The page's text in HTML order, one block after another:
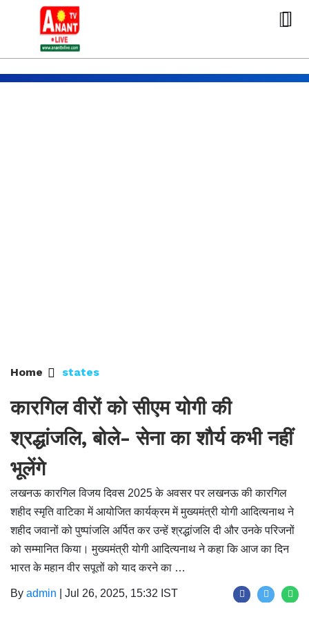
Home states
कारगिल वीरों को सीएम योगी की
श्रद्धांजलि, बोले- सेना का शौर्य कभी नहीं
भूलेंगे
लखनऊ कारगिल विजय दिवस 2025 के अवसर पर लखनऊ की कारगिल
शहीद स्मृति वाटिका में आयोजित कार्यक्रम में मुख्यमंत्री योगी आदित्यनाथ ने
शहीद जवानों को पुष्पांजलि अर्पित कर उन्हें श्रद्धांजलि दी और उनके परिजनों
को सम्मानित किया। मुख्यमंत्री योगी आदित्यनाथ ने कहा कि आज का दिन
भारत के महान वीर सपूतों को याद करने का …
By admin Jul 26, 2025, 15:32 IST